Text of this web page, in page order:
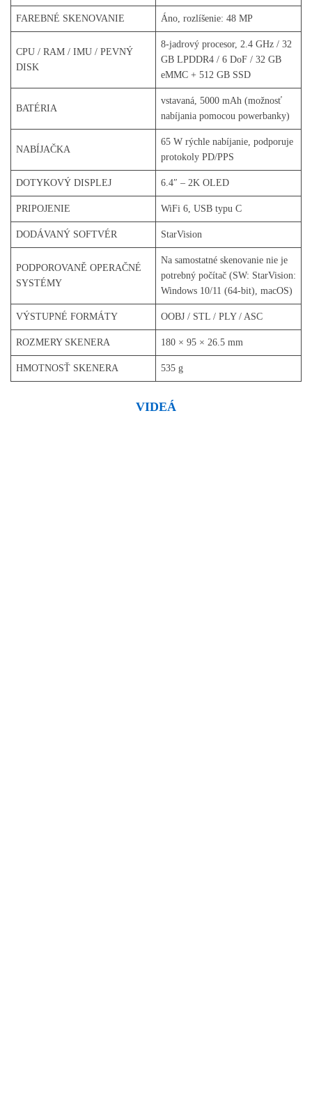
FAREBNÉ SKENOVANIE Áno, rozlíšenie: 48 MP
CPU / RAM / IMU / PEVNÝ
DISK
8-jadrový procesor, 2.4 GHz / 32
GB LPDDR4 / 6 DoF / 32 GB
eMMC + 512 GB SSD
BATÉRIA
vstavaná, 5000 mAh (možnosť
nabíjania pomocou powerbanky)
NABÍJAČKA
65 W rýchle nabíjanie, podporuje
protokoly PD/PPS
DOTYKOVÝ DISPLEJ 6.4″ – 2K OLED
PRIPOJENIE WiFi 6, USB typu C
DODÁVANÝ SOFTVÉR StarVision
PODPOROVANĚ OPERAČNÉ
SYSTÉMY
Na samostatné skenovanie nie je
potrebný počítač (SW: StarVision:
Windows 10/11 (64-bit), macOS)
VÝSTUPNÉ FORMÁTY OOBJ / STL / PLY / ASC
ROZMERY SKENERA 180 × 95 × 26.5 mm
HMOTNOSŤ SKENERA 535 g
VIDEÁ